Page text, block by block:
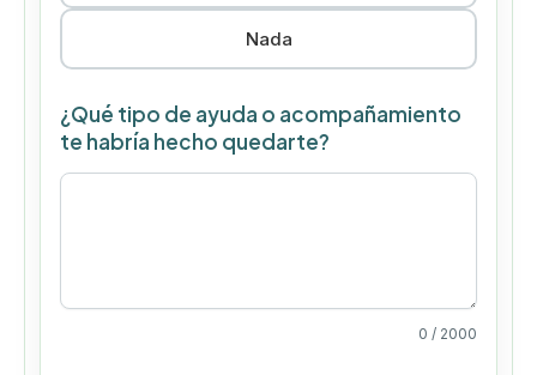
Nada
¿Qué tipo de ayuda o acompañamiento
te habría hecho quedarte?
0 / 2000